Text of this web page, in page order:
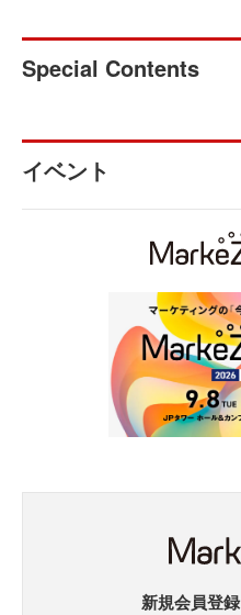
Special Contents
イベント
新規会員登録